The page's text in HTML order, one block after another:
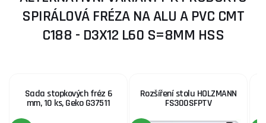
SPIRÁLOVÁ FRÉZA NA ALU A PVC CMT
C188 - D3X12 L60 S=8MM HSS
Sada stopkových fréz 6
mm, 10 ks, Geko G37511
Rozšíření stolu HOLZMANN
FS300SFPTV